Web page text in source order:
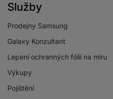
Služby
Prodejny Samsung
Galaxy Konzultant
Lepení ochranných fólií na míru
Výkupy
Pojištění